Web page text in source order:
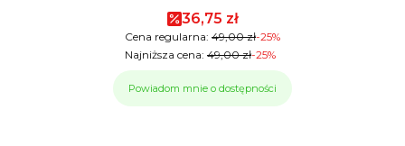
Cena promocyjna
36,75 zł
Cena regularna: 49,00 zł-25%
Najniższa cena: 49,00 zł-25%
Powiadom mnie o dostępności